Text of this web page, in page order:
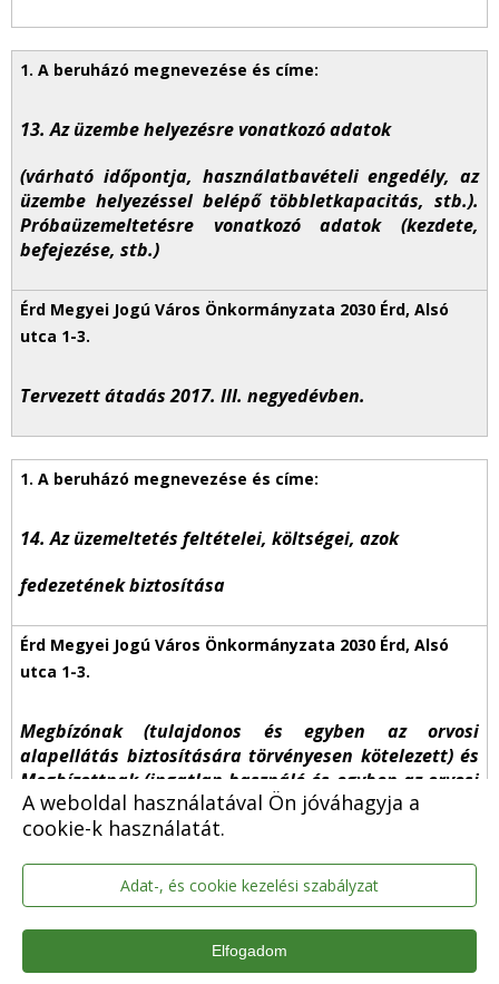
A weboldal használatával Ön jóváhagyja a
cookie-k használatát.
Adat-, és cookie kezelési szabályzat
Elfogadom
13. Az üzembe helyezésre vonatkozó adatok
(várható időpontja, használatbavételi engedély, az
üzembe helyezéssel belépő többletkapacitás, stb.).
Próbaüzemeltetésre vonatkozó adatok (kezdete,
befejezése, stb.)
Tervezett átadás 2017. III. negyedévben.
14. Az üzemeltetés feltételei, költségei, azok
fedezetének biztosítása
Megbízónak (tulajdonos és egyben az orvosi
alapellátás biztosítására törvényesen kötelezett) és
Megbízottnak (ingatlan használó és egyben az orvosi
alapellátást nyújtó) az ingatlannal kapcsolatos
üzemeltetési költségek viselésére vonatkozó
vagyonrendelet és a helyi lakásrendelet, valamint a
Ptk. állapít meg rendelkezéseket.